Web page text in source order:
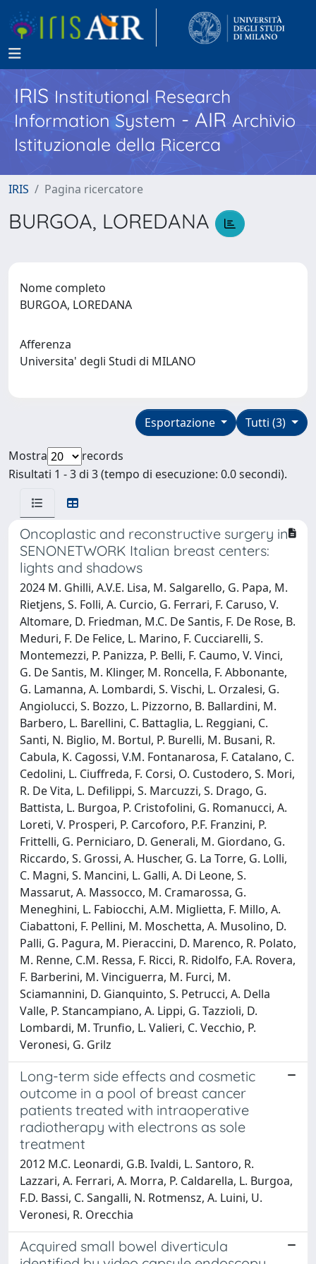
IRISInstitutional Research
Information System - AIR Archivio
Istituzionale della Ricerca
IRIS Pagina ricercatore
BURGOA, LOREDANA
Nome completo
BURGOA, LOREDANA
Afferenza
Universita' degli Studi di MILANO
Tutti (3)
Esportazione
Mostra
records
Risultati 1 - 3 di 3 (tempo di esecuzione: 0.0 secondi).
Oncoplastic and reconstructive surgery in
SENONETWORK Italian breast centers:
lights and shadows
2024 M. Ghilli, A.V.E. Lisa, M. Salgarello, G. Papa, M.
Rietjens, S. Folli, A. Curcio, G. Ferrari, F. Caruso, V.
Altomare, D. Friedman, M.C. De Santis, F. De Rose, B.
Meduri, F. De Felice, L. Marino, F. Cucciarelli, S.
Montemezzi, P. Panizza, P. Belli, F. Caumo, V. Vinci,
G. De Santis, M. Klinger, M. Roncella, F. Abbonante,
G. Lamanna, A. Lombardi, S. Vischi, L. Orzalesi, G.
Angiolucci, S. Bozzo, L. Pizzorno, B. Ballardini, M.
Barbero, L. Barellini, C. Battaglia, L. Reggiani, C.
Santi, N. Biglio, M. Bortul, P. Burelli, M. Busani, R.
Cabula, K. Cagossi, V.M. Fontanarosa, F. Catalano, C.
Cedolini, L. Ciuffreda, F. Corsi, O. Custodero, S. Mori,
R. De Vita, L. Defilippi, S. Marcuzzi, S. Drago, G.
Battista, L. Burgoa, P. Cristofolini, G. Romanucci, A.
Loreti, V. Prosperi, P. Carcoforo, P.F. Franzini, P.
Frittelli, G. Perniciaro, D. Generali, M. Giordano, G.
Riccardo, S. Grossi, A. Huscher, G. La Torre, G. Lolli,
C. Magni, S. Mancini, L. Galli, A. Di Leone, S.
Massarut, A. Massocco, M. Cramarossa, G.
Meneghini, L. Fabiocchi, A.M. Miglietta, F. Millo, A.
Ciabattoni, F. Pellini, M. Moschetta, A. Musolino, D.
Palli, G. Pagura, M. Pieraccini, D. Marenco, R. Polato,
M. Renne, C.M. Ressa, F. Ricci, R. Ridolfo, F.A. Rovera,
F. Barberini, M. Vinciguerra, M. Furci, M.
Sciamannini, D. Gianquinto, S. Petrucci, A. Della
Valle, P. Stancampiano, A. Lippi, G. Tazzioli, D.
Lombardi, M. Trunfio, L. Valieri, C. Vecchio, P.
Veronesi, G. Grilz
Long-term side effects and cosmetic
outcome in a pool of breast cancer
patients treated with intraoperative
radiotherapy with electrons as sole
treatment
2012 M.C. Leonardi, G.B. Ivaldi, L. Santoro, R.
Lazzari, A. Ferrari, A. Morra, P. Caldarella, L. Burgoa,
F.D. Bassi, C. Sangalli, N. Rotmensz, A. Luini, U.
Veronesi, R. Orecchia
Acquired small bowel diverticula